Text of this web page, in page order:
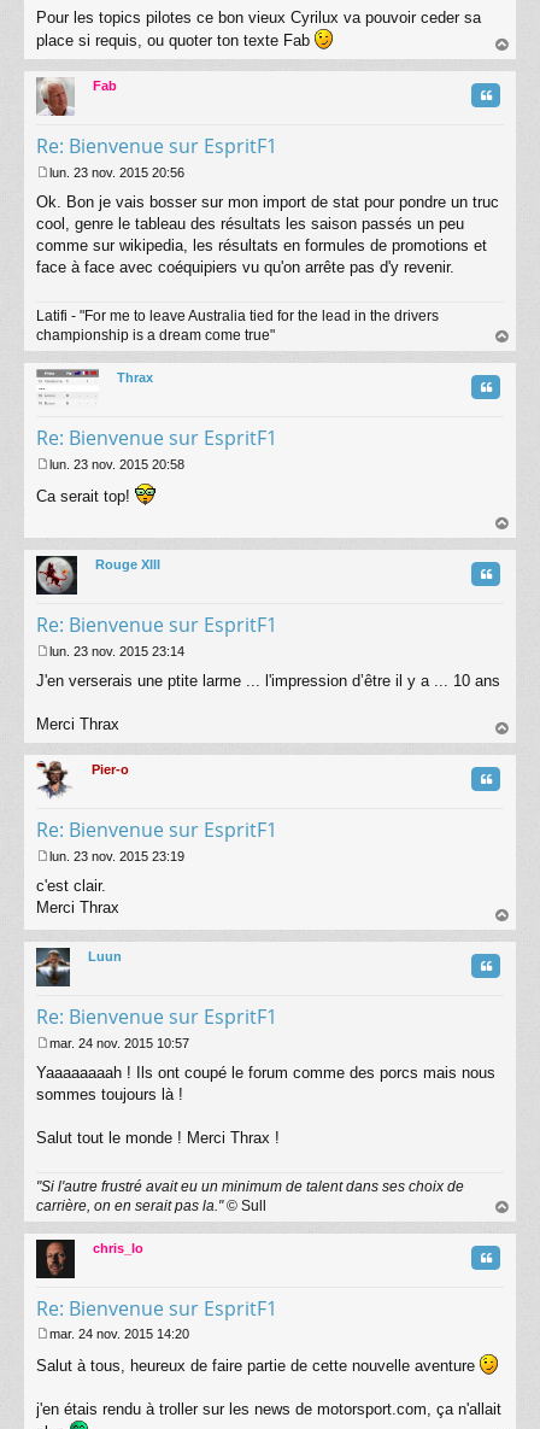
Pour les topics pilotes ce bon vieux Cyrilux va pouvoir ceder sa
place si requis, ou quoter ton texte Fab
au
Fab
Re: Bienvenue sur EspritF1
Citation
e
s
s
g
lun. 23 nov. 2015 20:56
Ok. Bon je vais bosser sur mon import de stat pour pondre un truc
cool, genre le tableau des résultats les saison passés un peu
comme sur wikipedia, les résultats en formules de promotions et
face à face avec coéquipiers vu qu'on arrête pas d'y revenir.
Latifi - "For me to leave Australia tied for the lead in the drivers
championship is a dream come true"
au
Thrax
Re: Bienvenue sur EspritF1
Citation
e
a
g
e
lun. 23 nov. 2015 20:58
Ca serait top!
au
Rouge XIII
Re: Bienvenue sur EspritF1
Citation
e
s
g
e
lun. 23 nov. 2015 23:14
J'en verserais une ptite larme ... l'impression d’être il y a ... 10 ans
Merci Thrax
au
Pier-o
Re: Bienvenue sur EspritF1
Citation
e
s
a
g
e
lun. 23 nov. 2015 23:19
c'est clair.
Merci Thrax
au
Luun
Re: Bienvenue sur EspritF1
Citation
e
s
a
g
mar. 24 nov. 2015 10:57
Yaaaaaaaah ! Ils ont coupé le forum comme des porcs mais nous
sommes toujours là !
Salut tout le monde ! Merci Thrax !
"Si l'autre frustré avait eu un minimum de talent dans ses choix de
carrière, on en serait pas la."© Sull
au
chris_lo
Re: Bienvenue sur EspritF1
Citation
e
mar. 24 nov. 2015 14:20
Salut à tous, heureux de faire partie de cette nouvelle aventure
j'en étais rendu à troller sur les news de motorsport.com, ça n'allait